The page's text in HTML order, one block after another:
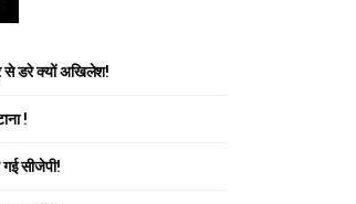
से डरे क्यों अखिलेश!
!
गई सीजेपी!